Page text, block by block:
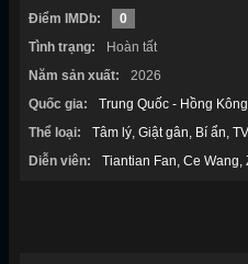
Điểm IMDb:
0
Tình trạng:
Hoàn tất
Năm sản xuất:
2026
Quốc gia:
Trung Quốc - Hồng Kông
Thể loại:
Tâm lý Giật gân Bí ẩn
Diễn viên:
Tiantian Fan Ce Wang